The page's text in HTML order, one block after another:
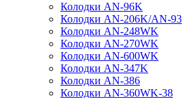
Колодки AN-96K
Колодки AN-206K/AN-93
Колодки AN-248WK
Колодки AN-270WK
Колодки AN-600WK
Колодки AN-347K
Колодки AN-386
Колодки AN-360WK-38